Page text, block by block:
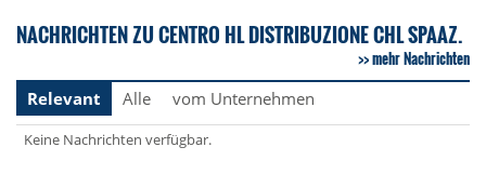
NACHRICHTEN ZU CENTRO HL DISTRIBUZIONE CHL SPAAZ.
mehr Nachrichten
Relevant
Alle vom Unternehmen
Keine Nachrichten verfügbar.